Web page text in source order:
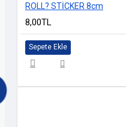
ROLL? STİCKER 8cm
8,00TL
Sepete Ekle